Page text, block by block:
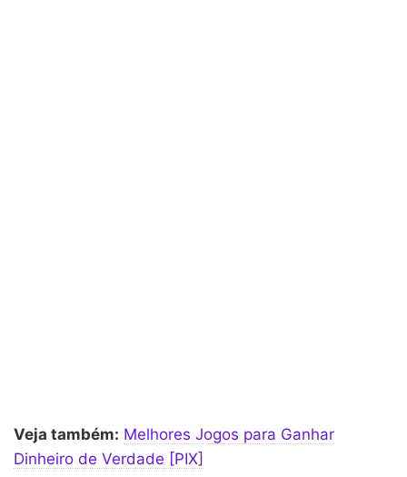
Veja também: Melhores Jogos para Ganhar
Dinheiro de Verdade [PIX]